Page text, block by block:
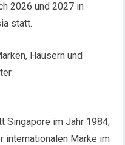
2026 und 2027 in
statt.
Häusern und
Singapore im Jahr 1984,
internationalen Marke im